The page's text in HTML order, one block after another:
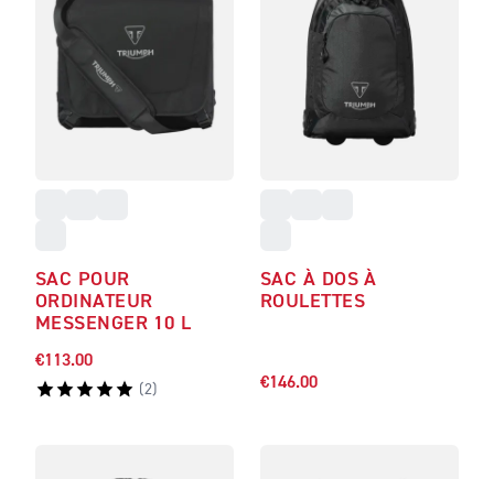
SAC POUR
ORDINATEUR
MESSENGER 10 L
€113.00
(2)
SAC À DOS À
ROULETTES
€146.00